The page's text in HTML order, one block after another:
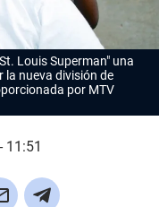
Louis Superman" una
la nueva división de
por MTV
11:51